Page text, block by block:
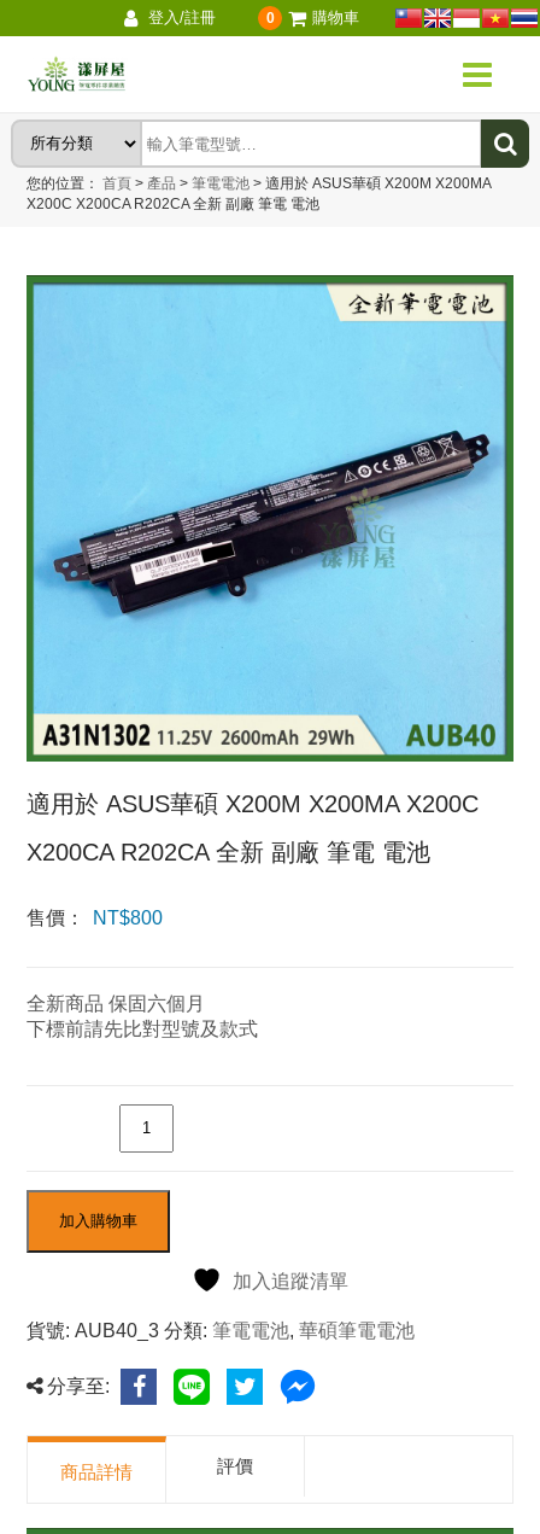
登入/註冊 0 購物車
您的位置：首頁 > 產品 > 筆電電池 > 適用於 ASUS華碩 X200M X200MA
X200C X200CA R202CA 全新 副廠 筆電 電池
適用於 ASUS華碩 X200M X200MA X200C
X200CA R202CA 全新 副廠 筆電 電池
售價： NT$800
全新商品 保固六個月
下標前請先比對型號及款式
加入購物車
加入追蹤清單
貨號:AUB40_3 分類:筆電電池,華碩筆電電池
分享至:
商品詳情 評價